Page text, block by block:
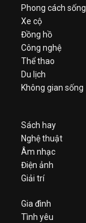
Phong cách sống
Xe cộ
Đồng hồ
Công nghệ
Thể thao
Du lịch
Không gian sống
Sách hay
Nghệ thuật
Âm nhạc
Điện ảnh
Giải trí
Gia đình
Tình yêu